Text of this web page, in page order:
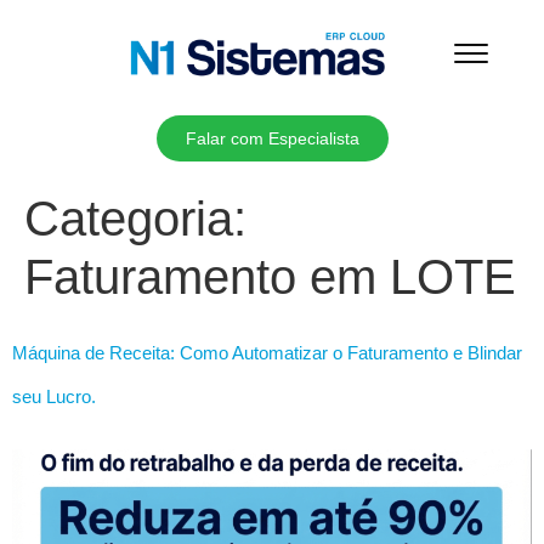
Falar com Especialista
Categoria:
Faturamento em LOTE
Máquina de Receita: Como Automatizar o Faturamento e Blindar
seu Lucro.